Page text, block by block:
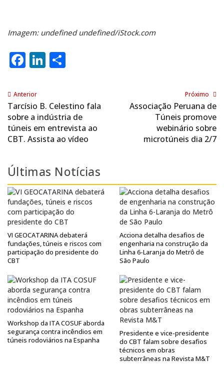
Imagem: undefined undefined/iStock.com
Facebook
LinkedIn
Anterior
Tarcísio B. Celestino fala
sobre a indústria de
túneis em entrevista ao
CBT. Assista ao vídeo
Próximo
Associação Peruana de
Túneis promove
webinário sobre
microtúneis dia 2/7
Últimas Notícias
VI GEOCATARINA debaterá
fundações, túneis e riscos com
participação do presidente do
CBT
Acciona detalha desafios de
engenharia na construção da
Linha 6-Laranja do Metrô de
São Paulo
Workshop da ITA COSUF aborda
segurança contra incêndios em
túneis rodoviários na Espanha
Presidente e vice-presidente
do CBT falam sobre desafios
técnicos em obras
subterrâneas na Revista M&T